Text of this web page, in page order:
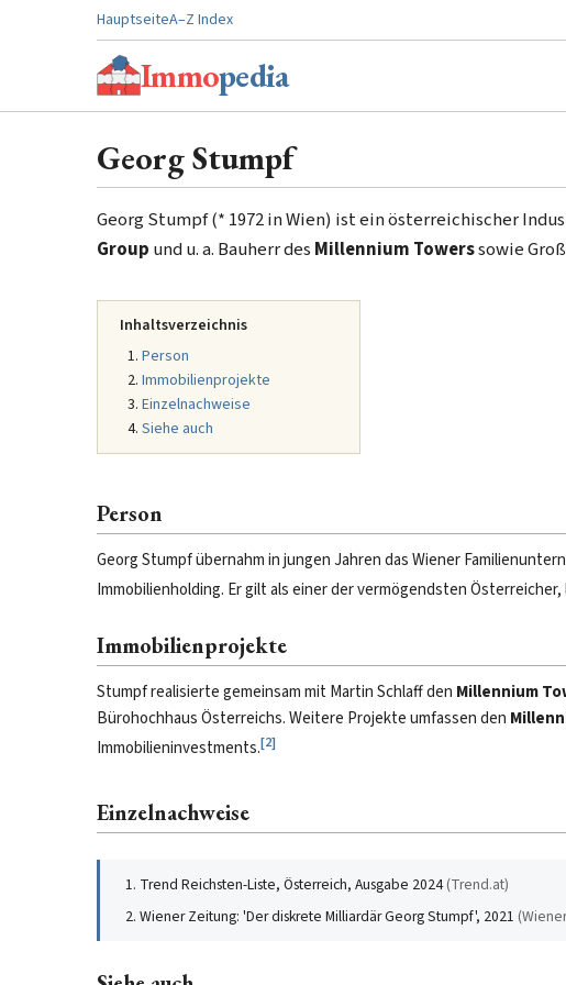
HauptseiteA–Z Index
Immopedia
Georg Stumpf
Georg Stumpf (* 1972 in Wien) ist ein österreichischer
Group und u. a. Bauherr des Millennium Towerssowie
Inhaltsverzeichnis
Person
Immobilienprojekte
Einzelnachweise
Siehe auch
Person
Georg Stumpf übernahm in jungen Jahren das Wiener
Immobilienholding. Er gilt als einer der vermögendsten
Immobilienprojekte
Stumpf realisierte gemeinsam mit Martin Schlaff den Millennium
Bürohochhaus Österreichs. Weitere Projekte umfassen den
Immobilieninvestments.[2]
Einzelnachweise
Trend Reichsten-Liste, Österreich, Ausgabe 2024(Trend.at)
Wiener Zeitung: 'Der diskrete Milliardär Georg Stumpf', 2021 (